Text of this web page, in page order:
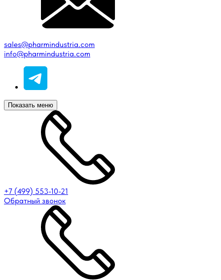
sales@pharmindustria.com
info@pharmindustria.com
Показать меню
+7 (499) 553-10-21
Обратный звонок